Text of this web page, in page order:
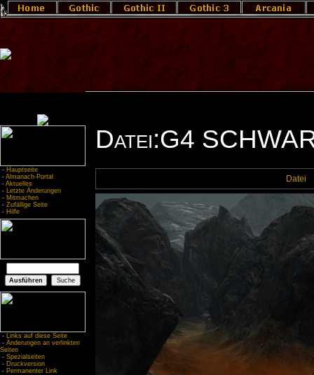
- Hauptseite
- Almanach-Portal
- Aktuelles
- Letzte Änderungen
- Mitmachen
- Zufällige Seite
- Hilfe
- Links auf diese Seite
- Änderungen an verlinkten
Seiten
- Spezialseiten
- Druckversion
- Permanenter Link
Datei:G4
Datei